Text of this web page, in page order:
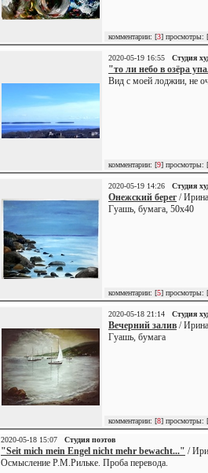
комментарии: [3] просмотры: [
2020-05-19 16:55 Студия
"то ли небо в озёра
Вид с моей лоджии, не
комментарии: [9] просмотры: [
2020-05-19 14:26 Студия
Онежский берег/
Гуашь, бумага, 50х40
комментарии: [5] просмотры: [
2020-05-18 21:14 Студия
Вечерний залив /
Гуашь, бумага
комментарии: [8] просмотры: [
2020-05-18 15:07 Студия поэтов
"Seit mich mein Engel nicht mehr bewacht..." /
Осмысление Р.М.Рильке. Проба перевода.